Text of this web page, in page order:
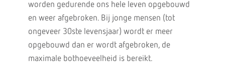
worden gedurende ons hele leven opgebouwd
en weer afgebroken. Bij jonge mensen (tot
ongeveer 30ste levensjaar) wordt er meer
opgebouwd dan er wordt afgebroken, de
maximale bothoeveelheid is bereikt.